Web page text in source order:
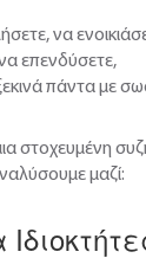
να
επενδύσετε,
πάντα με
στοχευμένη
μαζί: